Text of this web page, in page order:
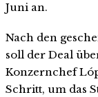
Juni an.
Nach den
soll der Deal
Konzernchef
Schritt, um das